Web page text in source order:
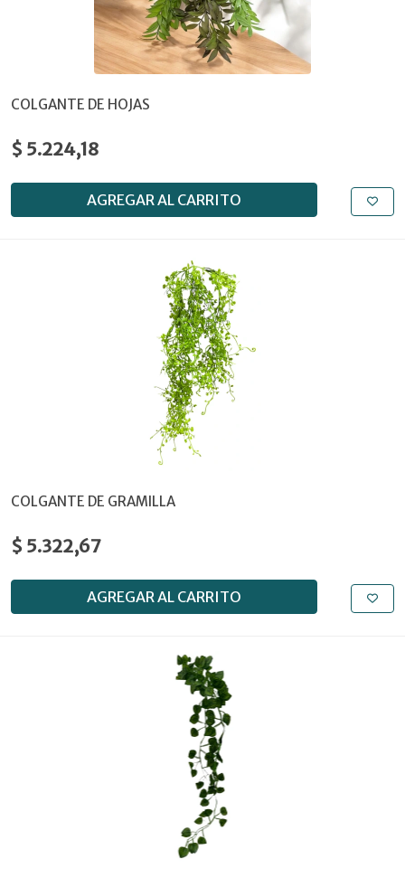
COLGANTE DE HOJAS
$ 5.224,18
AGREGAR AL CARRITO
COLGANTE DE GRAMILLA
$ 5.322,67
AGREGAR AL CARRITO